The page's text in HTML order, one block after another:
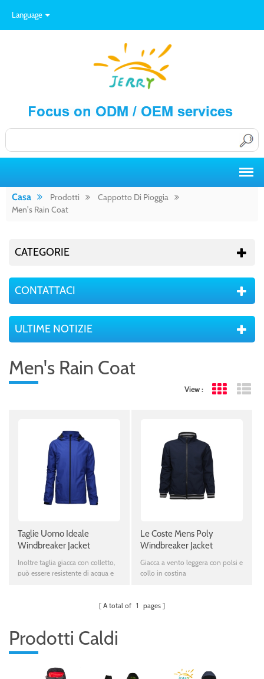
Language
Casa Prodotti
Cappotto Di Pioggia
Men's Rain Coat
CATEGORIE
CONTATTACI
ULTIME NOTIZIE
Men's Rain Coat
View : Grid View
Taglie Uomo Ideale
Windbreaker Jacket
Inoltre taglia giacca con colletto,
può essere resistente di acqua e
Le Coste Mens Poly
Windbreaker Jacket
Giacca a vento leggera con polsi e
collo in costina
A total of 1 pages
Prodotti Caldi